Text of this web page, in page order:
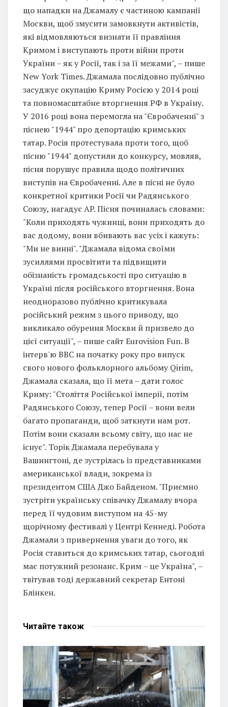
що нападки на Джамалу є частиною кампанії
Москви, щоб змусити замовкнути активістів,
які відмовляються визнати її правління
Кримом і виступають проти війни проти
України – як у Росії, так і за її межами", – пише
New York Times. Джамала послідовно публічно
засуджує окупацію Криму Росією у 2014 році
та повномасштабне вторгнення РФ в Україну.
У 2016 році вона перемогла на "Євробаченні" з
піснею "1944" про депортацію кримських
татар. Росія протестувала проти того, щоб
пісню "1944" допустили до конкурсу, мовляв,
пісня порушує правила щодо політичних
виступів на Євробаченні. Але в пісні не було
конкретної критики Росії чи Радянського
Союзу, нагадує AP. Пісня починалась словами:
"Коли приходять чужинці, вони приходять до
вас додому, вони вбивають вас усіх і кажуть:
"Ми не винні". "Джамала відома своїми
зусиллями просвітити та підвищити
обізнаність громадськості про ситуацію в
Україні після російського вторгнення. Вона
неодноразово публічно критикувала
російський режим з цього приводу, що
викликало обурення Москви й призвело до
цієї ситуації", – пише сайт Eurovision Fun. В
інтерв'ю BBC на початку року про випуск
свого нового фольклорного альбому Qirim,
Джамала сказала, що її мета – дати голос
Криму: "Століття Російської імперії, потім
Радянського Союзу, тепер Росії – вони вели
багато пропаганди, щоб заткнути нам рот.
Потім вони сказали всьому світу, що нас не
існує". Торік Джамала перебувала у
Вашингтоні, де зустрілась із представниками
американської влади, зокрема із
президентом США Джо Байденом. "Приємно
зустріти українську співачку Джамалу вчора
перед її чудовим виступом на 45-му
щорічному фестивалі у Центрі Кеннеді. Робота
Джамали з привернення уваги до того, як
Росія ставиться до кримських татар, сьогодні
має потужний резонанс. Крим – це Україна", –
твітував тоді державний секретар Ентоні
Блінкен.
Читайте також